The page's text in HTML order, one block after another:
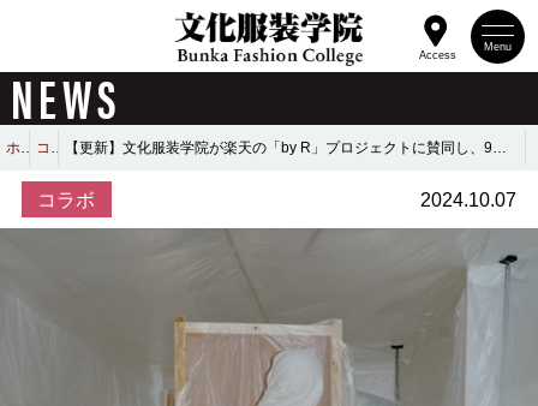
Menu
Access
NEWS
ホーム コラボ 【更新】文化服装学院が楽天の「by R」プロジェクトに賛同し、9月6日開催の「sulvam」のショーを支援 “若手育成の一環として、一部コレクション制作やイベント運営に学生も参加！”
コラボ 2024.10.07